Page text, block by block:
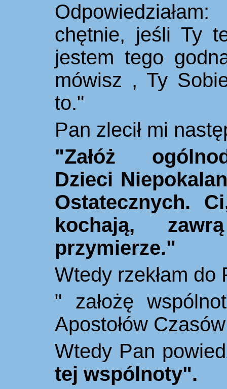
chętnie, jeśli Ty
jestem tego
mówisz , Ty
to."
Pan zlecił mi
"Załóż
Dzieci
Ostatecznych.
kochają,
przymierze."
Wtedy rzekłam do
" założę
Apostołów
Wtedy Pan
tej wspólnoty".